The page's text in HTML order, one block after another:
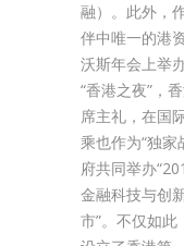
融）。此外，
伴中唯一的港
沃斯年会上举
“香港之夜”，
席主礼，在国
乘也作为“独家
府共同举办
金融科技与创
市”。不仅如